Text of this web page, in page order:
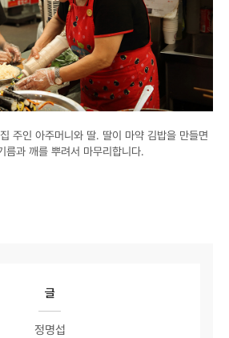
주인 아주머니와 딸. 딸이 마약 김밥을 만들면
름과 깨를 뿌려서 마무리합니다.
글
정명섭